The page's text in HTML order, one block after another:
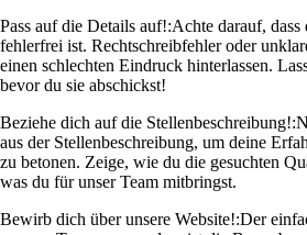
Pass auf die Details auf!:Achte darauf,
fehlerfrei ist. Rechtschreibfehler oder
einen schlechten Eindruck hinterlassen.
bevor du sie abschickst!
Beziehe dich auf die Stellenbeschreibung!:
aus der Stellenbeschreibung, um deine
zu betonen. Zeige, wie du die gesuchten
was du für unser Team mitbringst.
Bewirb dich über unsere Website!:Der